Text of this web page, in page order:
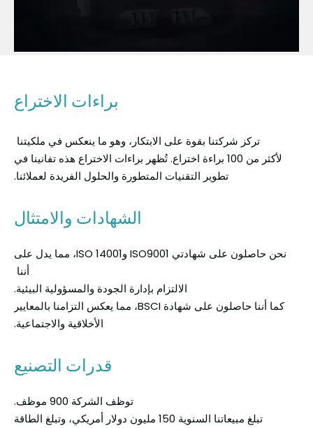
براءات الاختراع
تركز شركتنا بقوة على الابتكار، وهو ما ينعكس في ملكيتنا
لأكثر من 100 براءة اختراع. تُظهر براءات الاختراع هذه تفانينا في
تطوير التقنيات المتطورة والحلول الفريدة لعملائنا.
الشهادات والامتثال
نحن حاصلون على شهادتي ISO9001 وISO 14001، مما يدل على
أننا
الالتزام بإدارة الجودة والمسؤولية البيئية.
كما أننا حاصلون على شهادة BSCI، مما يعكس التزامنا بالمعايير
الأخلاقية والاجتماعية.
قدرات التصنيع
توظف الشركة 900 موظف.
تبلغ مبيعاتنا السنوية 150 مليون دولار أمريكي، وتبلغ الطاقة